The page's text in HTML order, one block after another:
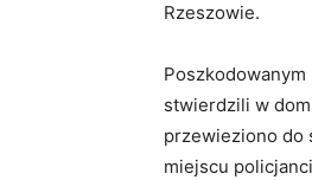
Rzeszowie.
Poszkodowanym
stwierdzili w
przewieziono do
miejscu